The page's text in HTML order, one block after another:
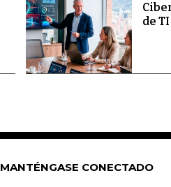
de
MANTÉNGASE CONECTADO